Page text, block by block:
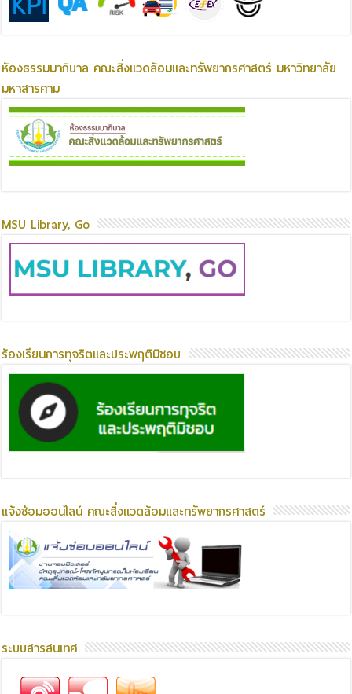
ห้องธรรมมาภิบาล คณะสิ่งแวดล้อมและทรัพยากรศาสตร์ มหาวิทยาลัย
มหาสารคาม
MSU Library, Go
ร้องเรียนการทุจริตและประพฤติมิชอบ
แจ้งซ่อมออนไลน์ คณะสิ่งแวดล้อมและทรัพยากรศาสตร์
ระบบสารสนเทศ